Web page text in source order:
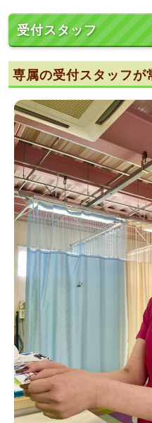
受付スタッフ
専属の受付スタッフが